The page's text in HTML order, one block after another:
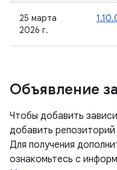
25 марта
2026 г.
Объявление
Чтобы добавить
добавить
Для получения
ознакомьтесь с